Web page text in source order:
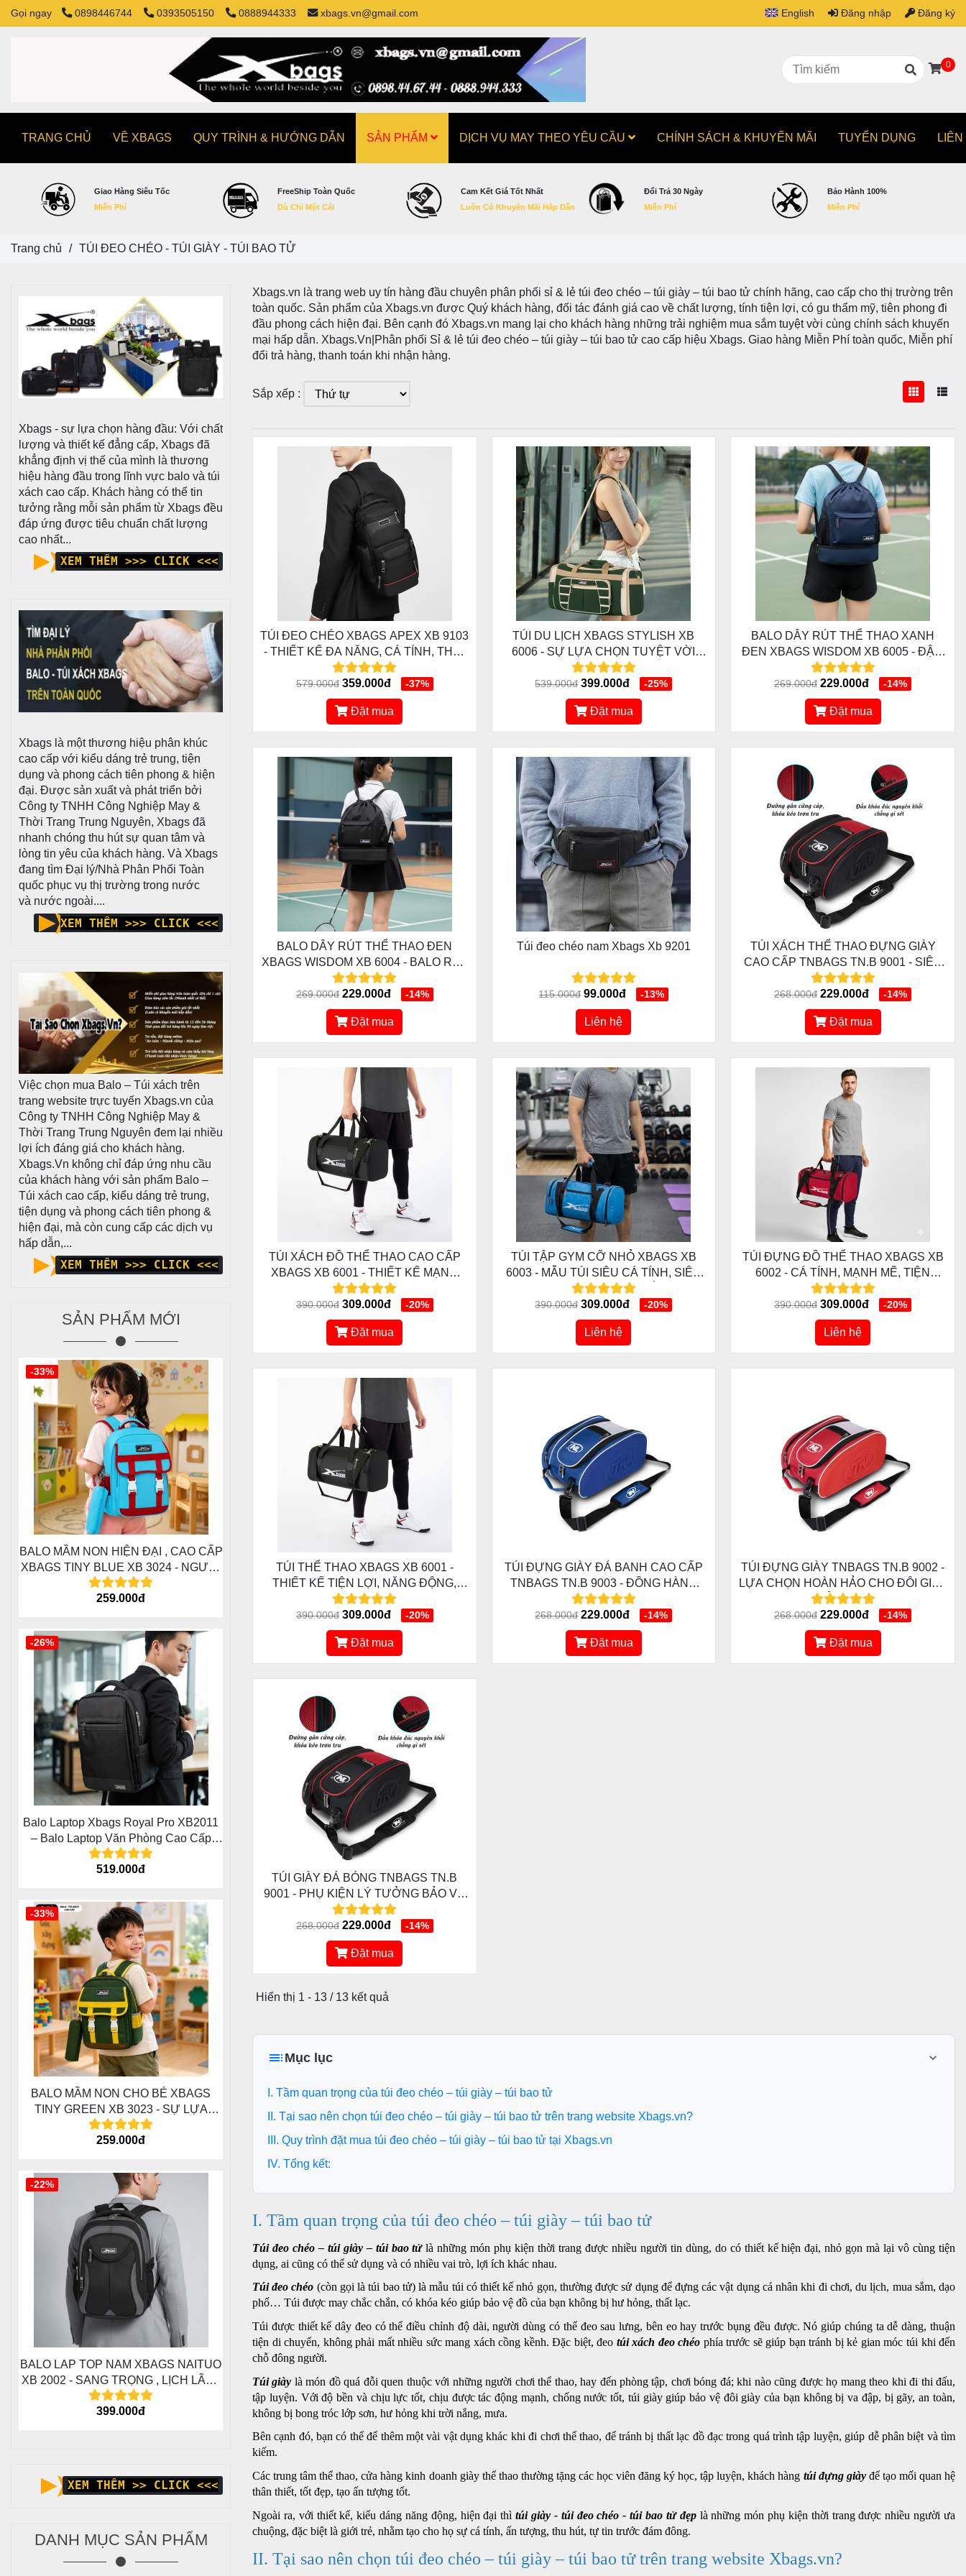
Xbags.vn là trang web uy tín hàng đầu chuyên phân phối sỉ & lẻ túi đeo chéo – túi giày – túi bao tử chính hãng, cao cấp cho thị trường trên
toàn quốc. Sản phẩm của Xbags.vn được Quý khách hàng, đối tác đánh giá cao về chất lượng, tính tiện lợi, có gu thẩm mỹ, tiên phong đi
đầu phong cách hiện đại. Bên cạnh đó Xbags.vn mang lại cho khách hàng những trải nghiệm mua sắm tuyệt vời cùng chính sách khuyến
mại hấp dẫn. Xbags.Vn|Phân phối Sỉ & lẻ túi đeo chéo – túi giày – túi bao tử cao cấp hiệu Xbags. Giao hàng Miễn Phí toàn quốc, Miễn phí
đổi trả hàng, thanh toán khi nhận hàng.
Sắp xếp :
TÚI ĐEO CHÉO XBAGS APEX XB 9103
- THIẾT KẾ ĐA NĂNG, CÁ TÍNH, THỜI
TRANG
579.000đ 359.000đ -37%
Đặt mua
TÚI DU LỊCH XBAGS STYLISH XB
6006 - SỰ LỰA CHỌN TUYỆT VỜI
CHO NHỮNG CHUYẾN DU LỊCH,
CÔNG TÁC
539.000đ 399.000đ -25%
Đặt mua
BALO DÂY RÚT THỂ THAO XANH
ĐEN XBAGS WISDOM XB 6005 - ĐẬM
CHẤT CÁ TÍNH, CHỐNG NƯỚC TỐT,
CÓ NGĂN ĐỰNG GIÀY
269.000đ 229.000đ -14%
Đặt mua
BALO DÂY RÚT THỂ THAO ĐEN
XBAGS WISDOM XB 6004 - BALO RÚT
ĐỰNG GIÀY, ĐỒ TẬP GYM CAO CẤP,
THIẾT KẾ TRẺ TRUNG
269.000đ 229.000đ -14%
Đặt mua
Túi đeo chéo nam Xbags Xb 9201
115.000đ 99.000đ -13%
Liên hệ
TÚI XÁCH THỂ THAO ĐỰNG GIÀY
CAO CẤP TNBAGS TN.B 9001 - SIÊU
BỀN, SIÊU ĐẸP, CHỐNG NƯỚC
TUYỆT ĐỐI
268.000đ 229.000đ -14%
Đặt mua
TÚI XÁCH ĐỒ THỂ THAO CAO CẤP
XBAGS XB 6001 - THIẾT KẾ MẠNH
MẼ, HIỆN ĐẠI, THÔNG MINH
390.000đ 309.000đ -20%
Đặt mua
TÚI TẬP GYM CỠ NHỎ XBAGS XB
6003 - MẪU TÚI SIÊU CÁ TÍNH, SIÊU
HOT CHO DÂN CHƠI THỂ THAO
390.000đ 309.000đ -20%
Liên hệ
TÚI ĐỰNG ĐỒ THỂ THAO XBAGS XB
6002 - CÁ TÍNH, MẠNH MẼ, TIỆN
DỤNG
390.000đ 309.000đ -20%
Liên hệ
TÚI THỂ THAO XBAGS XB 6001 -
THIẾT KẾ TIỆN LỢI, NĂNG ĐỘNG,
THÔNG MINH
390.000đ 309.000đ -20%
Đặt mua
TÚI ĐỰNG GIÀY ĐÁ BANH CAO CẤP
TNBAGS TN.B 9003 - ĐỒNG HÀNH
CÙNG BẠN TRONG MỌI TRẬN ĐẤU
268.000đ 229.000đ -14%
Đặt mua
TÚI ĐỰNG GIÀY TNBAGS TN.B 9002 -
LỰA CHỌN HOÀN HẢO CHO ĐÔI GIÀY
CỦA BẠN
268.000đ 229.000đ -14%
Đặt mua
TÚI GIÀY ĐÁ BÓNG TNBAGS TN.B
9001 - PHỤ KIỆN LÝ TƯỞNG BẢO VỆ
ĐÔI GIÀY LUÔN BỀN ĐẸP
268.000đ 229.000đ -14%
Đặt mua
Hiển thị 1 - 13 / 13 kết quả
Mục lục
I. Tầm quan trọng của túi đeo chéo – túi giày – túi bao tử
II. Tại sao nên chọn túi đeo chéo – túi giày – túi bao tử trên trang website Xbags.vn?
III. Quy trình đặt mua túi đeo chéo – túi giày – túi bao tử tại Xbags.vn
IV. Tổng kết:
I. Tầm quan trọng của túi đeo chéo – túi giày – túi bao tử
Túi đeo chéo – túi giày – túi bao tửlà những món phụ kiện thời trang được nhiều người tin dùng, do có thiết kế hiện đại, nhỏ gọn mà lại vô cùng tiện
dụng, ai cũng có thể sử dụng và có nhiều vai trò, lợi ích khác nhau.
Túi đeo chéo (còn gọi là túi bao tử) là mẫu túi có thiết kế nhỏ gọn, thường được sử dụng để đựng các vật dụng cá nhân khi đi chơi, du lịch, mua sắm, dạo
phố… Túi được may chắc chắn, có khóa kéo giúp bảo vệ đồ của bạn không bị hư hỏng, thất lạc.
Túi được thiết kế dây đeo có thể điều chỉnh độ dài, người dùng có thể đeo sau lưng, bên eo hay trước bụng đều được. Nó giúp chúng ta dễ dàng, thuận
tiện di chuyển, không phải mất nhiều sức mang xách cồng kềnh. Đặc biệt, đeo túi xách đeo chéo phía trước sẽ giúp bạn tránh bị kẻ gian móc túi khi đến
chỗ đông người.
Túi giày là món đồ quá đỗi quen thuộc với những người chơi thể thao, hay đến phòng tập, chơi bóng đá; khi nào cũng được họ mang theo khi đi thi đấu,
tập luyện. Với độ bền và chịu lực tốt, chịu được tác động mạnh, chống nước tốt, túi giày giúp bảo vệ đôi giày của bạn không bị va đập, bị gãy, an toàn,
không bị bong tróc lớp sơn, hư hỏng khi trời nắng, mưa.
Bên cạnh đó, bạn có thể để thêm một vài vật dụng khác khi đi chơi thể thao, để tránh bị thất lạc đồ đạc trong quá trình tập luyện, giúp dễ phân biệt và tìm
kiếm.
Các trung tâm thể thao, cửa hàng kinh doanh giày thể thao thường tặng các học viên đăng ký học, tập luyện, khách hàng túi đựng giàyđể tạo mối quan hệ
thân thiết, tốt đẹp, tạo ấn tượng tốt.
Ngoài ra, với thiết kế, kiểu dáng năng động, hiện đại thìtúi giày - túi đeo chéo - túi bao tử đẹplà những món phụ kiện thời trang được nhiều người ưa
chuộng, đặc biệt là giới trẻ, nhằm tạo cho họ sự cá tính, ấn tượng, thu hút, tự tin trước đám đông.
II. Tại sao nên chọn túi đeo chéo – túi giày – túi bao tử trên trang website Xbags.vn?
Xbags - sự lựa chọn hàng đầu: Với chất
lượng và thiết kế đẳng cấp, Xbags đã
khẳng định vị thế của mình là thương
hiệu hàng đầu trong lĩnh vực balo và túi
xách cao cấp. Khách hàng có thể tin
tưởng rằng mỗi sản phẩm từ Xbags đều
đáp ứng được tiêu chuẩn chất lượng
cao nhất...
XEM THÊM >>> CLICK <<<
Xbags là một thương hiệu phân khúc
cao cấp với kiểu dáng trẻ trung, tiện
dụng và phong cách tiên phong & hiện
đại. Được sản xuất và phát triển bởi
Công ty TNHH Công Nghiệp May &
Thời Trang Trung Nguyên, Xbags đã
nhanh chóng thu hút sự quan tâm và
lòng tin yêu của khách hàng. Và Xbags
đang tìm Đại lý/Nhà Phân Phối Toàn
quốc phục vụ thị trường trong nước
và nước ngoài....
XEM THÊM >>> CLICK <<<
Việc chọn mua Balo – Túi xách trên
trang website trực tuyến Xbags.vn của
Công ty TNHH Công Nghiệp May &
Thời Trang Trung Nguyên đem lại nhiều
lợi ích đáng giá cho khách hàng.
Xbags.Vn không chỉ đáp ứng nhu cầu
của khách hàng với sản phẩm Balo –
Túi xách cao cấp, kiểu dáng trẻ trung,
tiện dụng và phong cách tiên phong &
hiện đại, mà còn cung cấp các dịch vụ
hấp dẫn,...
XEM THÊM >>> CLICK <<<
SẢN PHẨM MỚI
BALO MẦM NON HIỆN ĐẠI , CAO CẤP
XBAGS TINY BLUE XB 3024 - NGƯỜI
BẠN ĐỒNG HÀNH CÙNG CÁC BÉ
TRONG HÀNH TRÌNH ĐẦU ĐỜI
259.000đ
-33%
Balo Laptop Xbags Royal Pro XB2011
– Balo Laptop Văn Phòng Cao Cấp
Cho Doanh Nhân Trẻ
519.000đ
-26%
BALO MẦM NON CHO BÉ XBAGS
TINY GREEN XB 3023 - SỰ LỰA
CHỌN THÍCH HỢP CHO CÁC BÉ , DỄ
THƯƠNG , ĐÁNG YÊU
259.000đ
-33%
BALO LAP TOP NAM XBAGS NAITUO
XB 2002 - SANG TRỌNG , LỊCH LÃM ,
MẠNH MẼ
399.000đ
-22%
XEM THÊM >> CLICK <<<
DANH MỤC SẢN PHẨM
Trang chủ / TÚI ĐEO CHÉO - TÚI GIÀY - TÚI BAO TỬ
Gọi ngay 0898446744 0393505150 0888944333 xbags.vn@gmail.com English Đăng nhập Đăng ký
0
TRANG CHỦ VỀ XBAGS QUY TRÌNH & HƯỚNG DẪN SẢN PHẨM DỊCH VỤ MAY THEO YÊU CẦU CHÍNH SÁCH & KHUYẾN MÃI TUYỂN DỤNG
Giao Hàng Siêu Tốc
Miễn Phí
FreeShip Toàn Quốc
Dù Chỉ Một Cái
Cam Kết Giá Tốt Nhất
Luôn Có Khuyến Mãi Hấp Dẫn
Đổi Trả 30 Ngày
Miễn Phí
Bảo Hành 100%
Miễn Phí